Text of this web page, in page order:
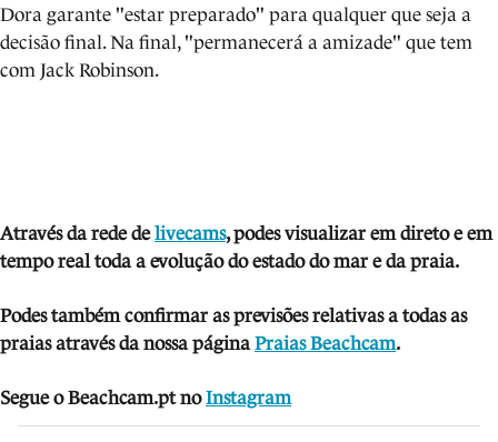
Dora garante "estar preparado" para qualquer que seja a
decisão final. Na final, "permanecerá a amizade" que tem
com Jack Robinson.
Através da rede delivecams, podes visualizar em direto e em
tempo real toda a evolução do estado do mar e da praia.
Podes também confirmar as previsões relativas a todas as
praias através da nossa páginaPraias Beachcam.
Segue o Beachcam.pt no Instagram